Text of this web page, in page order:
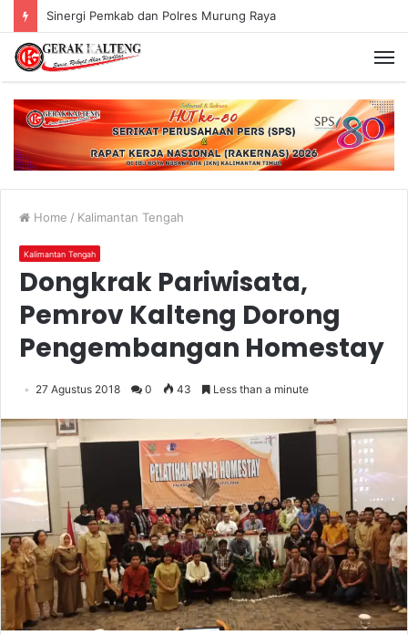
Murung Raya Menangi MTQ Korpri VIII Kalimantan Tengah
Home / Kalimantan Tengah
Kalimantan Tengah
Dongkrak Pariwisata,
Pemrov Kalteng Dorong
Pengembangan Homestay
27 Agustus 2018 0 43 Less than a minute